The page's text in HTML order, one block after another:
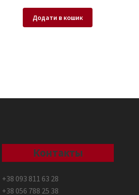
Додати в кошик
Контакты
+38 093 811 63 28
+38 056 788 25 38